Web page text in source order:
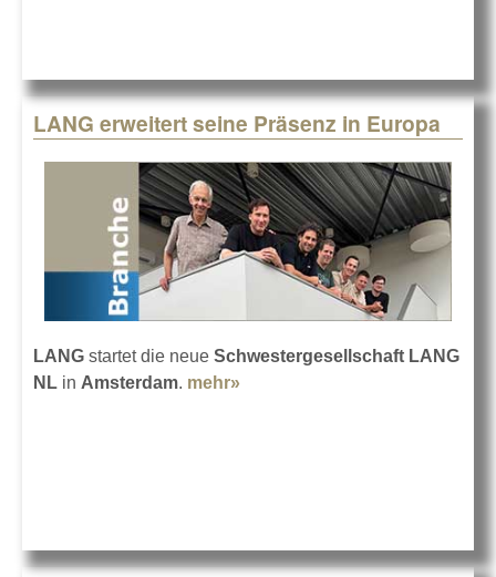
LANG erweitert seine Präsenz in Europa
LANG startet die neue Schwestergesellschaft LANG
NL in Amsterdam. mehr»